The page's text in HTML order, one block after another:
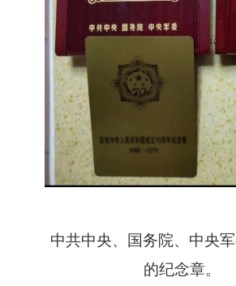
中共中央、国务院、中央
的纪念章。